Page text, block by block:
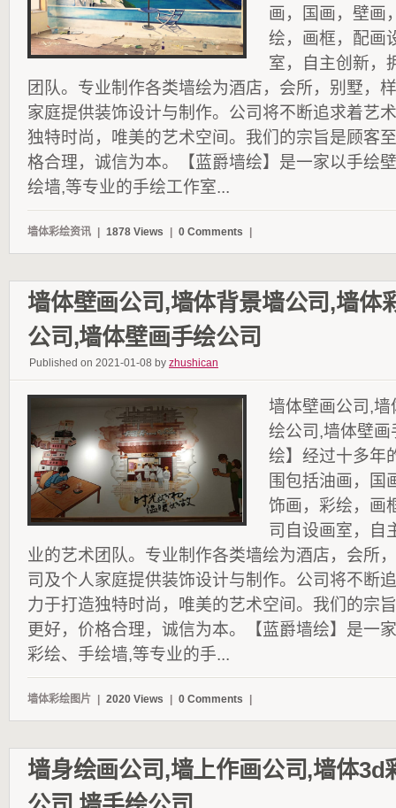
画，国画，壁画
绘，画框，配画
室，自主创新，
团队。专业制作各类墙绘为酒店，会所，别墅，
家庭提供装饰设计与制作。公司将不断追求着艺
独特时尚，唯美的艺术空间。我们的宗旨是顾客
格合理，诚信为本。【蓝爵墙绘】是一家以手绘
绘墙,等专业的手绘工作室...
墙体彩绘资讯 1878 Views 0 Comments
墙体壁画公司,墙体背景墙公司,墙体
公司,墙体壁画手绘公司
Published on 2021-01-08 by zhushican
墙体壁画公司,
绘公司,墙体壁
绘】经过十多年
围包括油画，国
饰画，彩绘，画
司自设画室，自
业的艺术团队。专业制作各类墙绘为酒店，会所
司及个人家庭提供装饰设计与制作。公司将不断
力于打造独特时尚，唯美的艺术空间。我们的宗
更好，价格合理，诚信为本。【蓝爵墙绘】是一
彩绘、手绘墙,等专业的手...
墙体彩绘图片 2020 Views 0 Comments
墙身绘画公司,墙上作画公司,墙体3d